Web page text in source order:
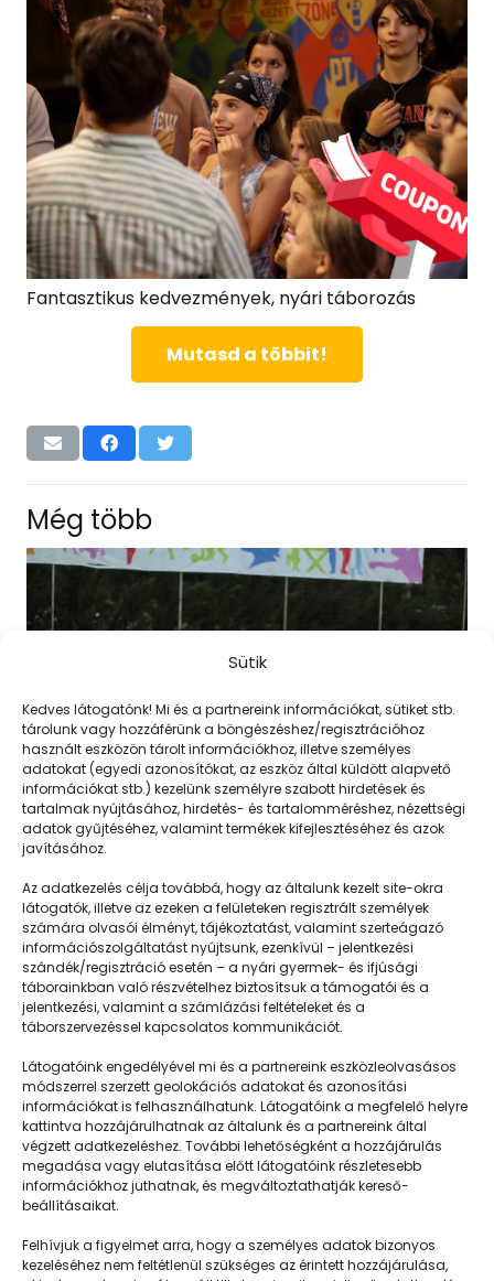
Sütik
Kedves látogatónk! Mi és a partnereink információkat, sütiket stb.
tárolunk vagy hozzáférünk a böngészéshez/regisztrációhoz
használt eszközön tárolt információkhoz, illetve személyes
adatokat (egyedi azonosítókat, az eszköz által küldött alapvető
információkat stb.) kezelünk személyre szabott hirdetések és
tartalmak nyújtásához, hirdetés- és tartalomméréshez, nézettségi
adatok gyűjtéséhez, valamint termékek kifejlesztéséhez és azok
javításához.
Az adatkezelés célja továbbá, hogy az általunk kezelt site-okra
látogatók, illetve az ezeken a felületeken regisztrált személyek
számára olvasói élményt, tájékoztatást, valamint szerteágazó
információszolgáltatást nyújtsunk, ezenkívül – jelentkezési
szándék/regisztráció esetén – a nyári gyermek- és ifjúsági
táborainkban való részvételhez biztosítsuk a támogatói és a
jelentkezési, valamint a számlázási feltételeket és a
táborszervezéssel kapcsolatos kommunikációt.
Látogatóink engedélyével mi és a partnereink eszközleolvasásos
módszerrel szerzett geolokációs adatokat és azonosítási
információkat is felhasználhatunk. Látogatóink a megfelelő helyre
kattintva hozzájárulhatnak az általunk és a partnereink által
végzett adatkezeléshez. További lehetőségként a hozzájárulás
megadása vagy elutasítása előtt látogatóink részletesebb
információkhoz juthatnak, és megváltoztathatják kereső-
beállításaikat.
Felhívjuk a figyelmet arra, hogy a személyes adatok bizonyos
kezeléséhez nem feltétlenül szükséges az érintett hozzájárulása,
Fantasztikus kedvezmények, nyári táborozás
Mutasd a többit!
Még több
Templomot csináltunk a szobánkból
Napközisgyerektábor.hu